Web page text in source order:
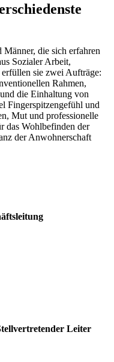
Männer, die sich erfahren
Sozialer Arbeit,
sie zwei Aufträge:
Rahmen,
die Einhaltung von
Fingerspitzengefühl und
Mut und professionelle
das Wohlbefinden der
der Anwohnerschaft
Leiter